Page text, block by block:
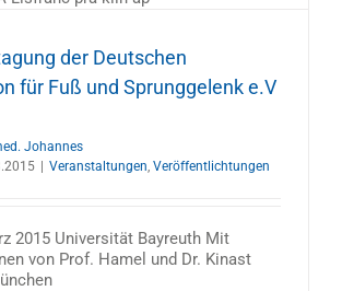
der Deutschen
für Fuß und Sprunggelenk e.V
Johannes
Veranstaltungen, Veröffentlichtungen
2015 Universität Bayreuth Mit
von Prof. Hamel und Dr. Kinast